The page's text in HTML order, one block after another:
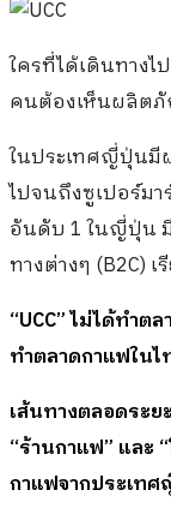
ใครที่ได้เดินทางไ
คนต้องเห็นผลิต
ในประเทศญี่ปุ่นมี
ไปจนถึงซูเปอร์ม
อันดับ 1 ในญี่ปุ่น
ทางต่างๆ (B2C)
“UCC” ไม่ได้ทำ
ทำตลาดกาแฟในไ
เส้นทางตลอดระย
“ร้านกาแฟ” และ
กาแฟจากประเท